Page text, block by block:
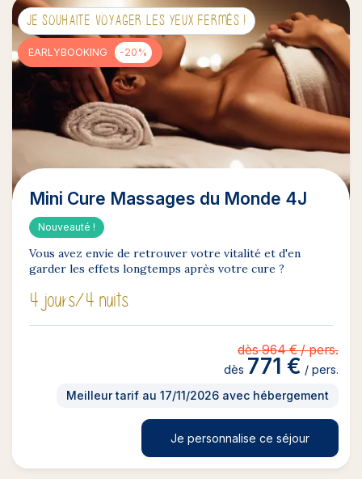
JE SOUHAITE VOYAGER LES YEUX FERMÉS !
EARLYBOOKING -20%
Mini Cure Massages du Monde 4J
Nouveauté !
Vous avez envie de retrouver votre vitalité et d'en
garder les effets longtemps après votre cure ?
4 jours/4 nuits
dès 964 € / pers.
dès 771 € / pers.
Meilleur tarif au 17/11/2026 avec hébergement
Je personnalise ce séjour